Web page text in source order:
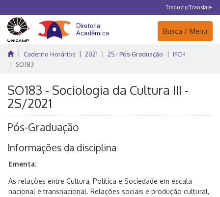
Traduzir/Translate
Navegação
Busca / Menu
Caderno Horários 2021 2S - Pós-Graduação
IFCH
SO183
SO183 - Sociologia da Cultura III -
2S/2021
Pós-Graduação
Informações da disciplina
Ementa:
As relações entre Cultura, Política e Sociedade em escala
nacional e transnacional. Relações sociais e produção cultural,